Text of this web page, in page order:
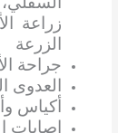
زراعة
الزرعة
جراحة
العدوى
أكياس
إصابات